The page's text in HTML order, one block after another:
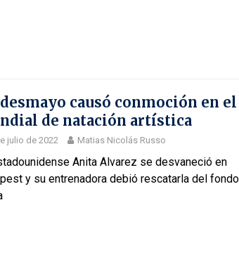
causó conmoción en el
de natación artística
julio de 2022 Matias Nicolás Russo
Anita Alvarez se desvaneció en
y su entrenadora debió rescatarla del